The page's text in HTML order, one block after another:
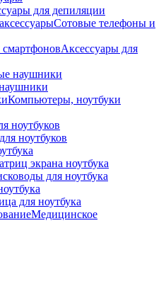
для депиляции
Сотовые телефоны и
Аксессуары для
наушники
Компьютеры, ноутбуки
ноутбуков
ноутбуков
экрана ноутбука
для ноутбука
для ноутбука
Медицинское